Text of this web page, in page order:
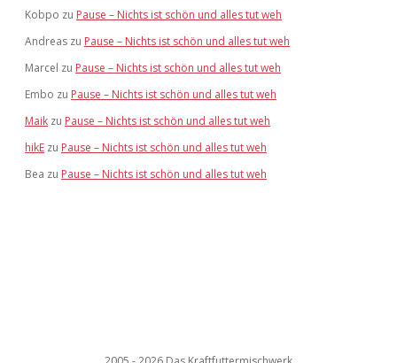
Kobpo zu Pause – Nichts ist schön und alles tut weh
Andreas zu Pause – Nichts ist schön und alles tut weh
Marcel zu Pause – Nichts ist schön und alles tut weh
Embo zu Pause – Nichts ist schön und alles tut weh
Maik zu Pause – Nichts ist schön und alles tut weh
hikE zu Pause – Nichts ist schön und alles tut weh
Bea zu Pause – Nichts ist schön und alles tut weh